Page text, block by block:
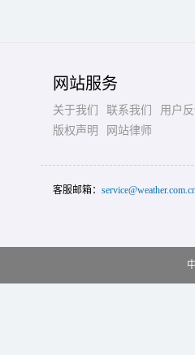
网站服务
关于我们 联系我们
用户
版权声明
网站律师
客服邮箱：